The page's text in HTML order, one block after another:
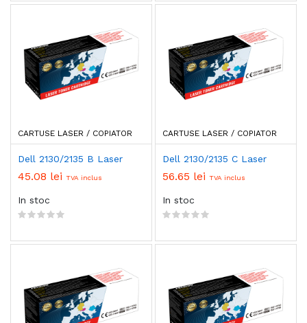
CARTUSE LASER / COPIATOR
Dell 2130/2135 B Laser
45.08 lei TVA inclus
In stoc
CARTUSE LASER / COPIATOR
Dell 2130/2135 C Laser
56.65 lei TVA inclus
In stoc